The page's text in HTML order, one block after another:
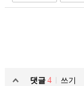
댓글 4
쓰기